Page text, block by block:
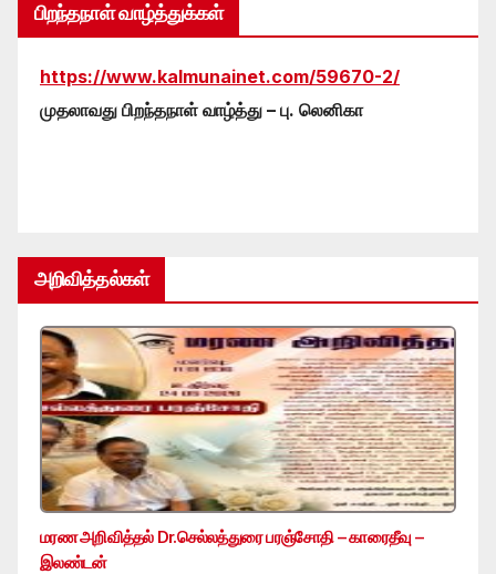
பிறந்தநாள் வாழ்த்துக்கள்
https://www.kalmunainet.com/59670-2/
முதலாவது பிறந்தநாள் வாழ்த்து – பு. லெனிகா
அறிவித்தல்கள்
மரண அறிவித்தல் Dr.செல்லத்துரை பரஞ்சோதி – காரைதீவு –
இலண்டன்